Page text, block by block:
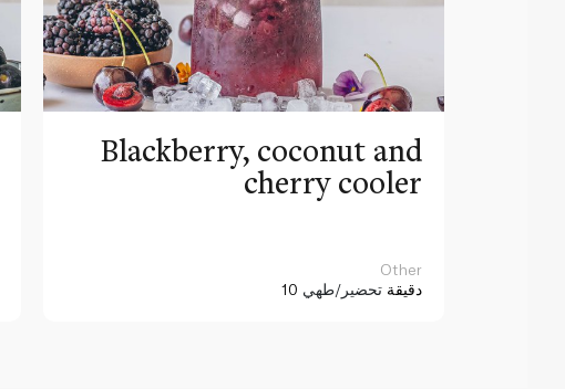
Blackberry, coconut and
cherry cooler
Other
10 دقيقة تحضير/طهي